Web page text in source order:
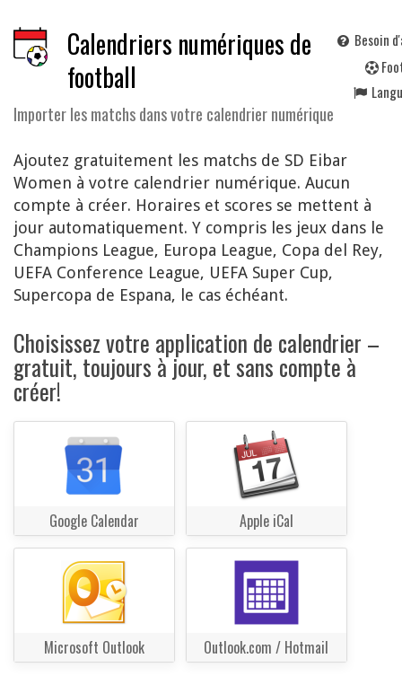
Calendriers numériques de
football
Importer les matchs dans votre calendrier numérique
Besoin
F
Ajoutez gratuitement les matchs de SD Eibar
Women à votre calendrier numérique. Aucun
compte à créer. Horaires et scores se mettent à
jour automatiquement. Y compris les jeux dans le
Champions League, Europa League, Copa del Rey,
UEFA Conference League, UEFA Super Cup,
Supercopa de Espana, le cas échéant.
Choisissez votre application de calendrier –
gratuit, toujours à jour, et sans compte à
créer!
Google Calendar Apple iCal
Microsoft Outlook Outlook.com / Hotmail